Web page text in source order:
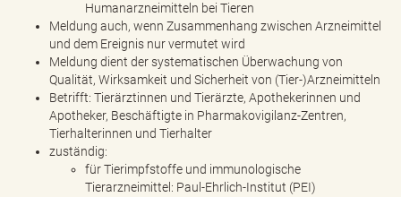
Humanarzneimitteln bei Tieren
Meldung auch, wenn Zusammenhang zwischen Arzneimittel
und dem Ereignis nur vermutet wird
Meldung dient der systematischen Überwachung von
Qualität, Wirksamkeit und Sicherheit von (Tier-)Arzneimitteln
Betrifft: Tierärztinnen und Tierärzte, Apothekerinnen und
Apotheker, Beschäftigte in Pharmakovigilanz-Zentren,
Tierhalterinnen und Tierhalter
zuständig:
für Tierimpfstoffe und immunologische
Tierarzneimittel: Paul-Ehrlich-Institut (PEI)